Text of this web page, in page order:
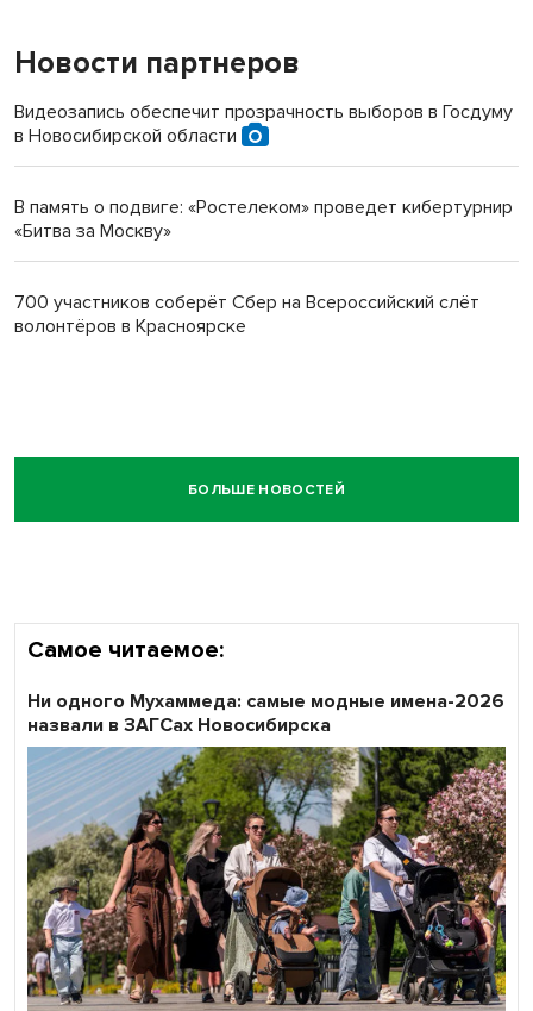
Новости партнеров
Видеозапись обеспечит прозрачность выборов в Госдуму
в Новосибирской области
В память о подвиге: «Ростелеком» проведет кибертурнир
«Битва за Москву»
700 участников соберёт Сбер на Всероссийский слёт
волонтёров в Красноярске
БОЛЬШЕ НОВОСТЕЙ
Самое читаемое:
Ни одного Мухаммеда: самые модные имена-2026
назвали в ЗАГСах Новосибирска